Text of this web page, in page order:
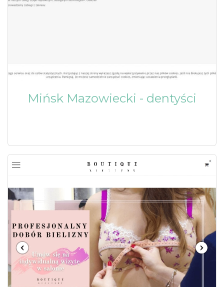
Mińsk Mazowiecki - dentyści